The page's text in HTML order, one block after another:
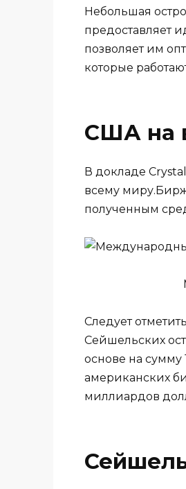
Небольшая
предоставляет
позволяет им
которые
США на
В докладе
всему
полученным
Следует
Сейшельских
основе на
американских
миллиардов